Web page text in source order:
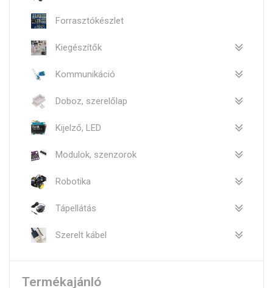
Forrasztókészlet
Kiegészítők
Kommunikáció
Doboz, szerelőlap
Kijelző, LED
Modulok, szenzorok
Robotika
Tápellátás
Szerelt kábel
Termékajánló